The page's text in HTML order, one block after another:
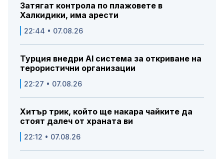
Затягат контрола по плажовете в
Халкидики, има арести
22:44 • 07.08.26
Турция внедри AI система за откриване на
терористични организации
22:27 • 07.08.26
Хитър трик, който ще накара чайките да
стоят далеч от храната ви
22:12 • 07.08.26